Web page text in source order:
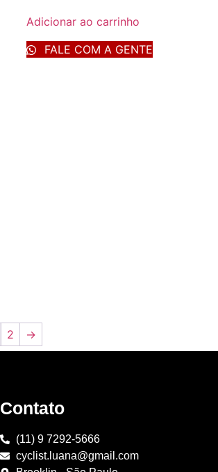
Adicionar ao carrinho
FALE COM A GENTE
2 →
Contato
(11) 9 7292-5666
cyclist.luana@gmail.com